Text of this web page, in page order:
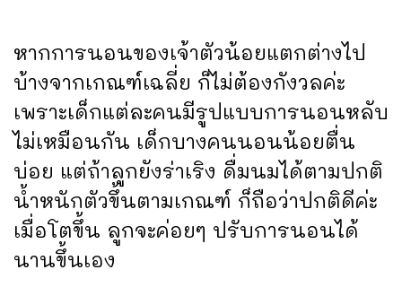
หากการนอนของเจ้าตัวน้อยแตกต่างไป
บ้างจากเกณฑ์เฉลี่ย ก็ไม่ต้องกังวลค่ะ
เพราะเด็กแต่ละคนมีรูปแบบการนอนหลับ
ไม่เหมือนกัน เด็กบางคนนอนน้อยตื่น
บ่อย แต่ถ้าลูกยังร่าเริง ดื่มนมได้ตามปกติ
น้ำหนักตัวขึ้นตามเกณฑ์ ก็ถือว่าปกติดีค่ะ
เมื่อโตขึ้น ลูกจะค่อยๆ ปรับการนอนได้
นานขึ้นเอง